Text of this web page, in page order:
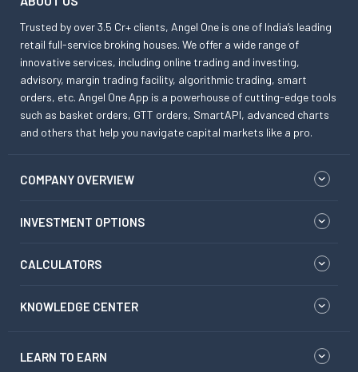
Trusted by over 3.5 Cr+ clients, Angel One is one of India’s leading
retail full-service broking houses. We offer a wide range of
innovative services, including online trading and investing,
advisory, margin trading facility, algorithmic trading, smart
orders, etc. Angel One App is a powerhouse of cutting-edge tools
such as basket orders, GTT orders, SmartAPI, advanced charts
and others that help you navigate capital markets like a pro.
COMPANY OVERVIEW
INVESTMENT OPTIONS
CALCULATORS
KNOWLEDGE CENTER
LEARN TO EARN